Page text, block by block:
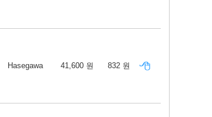
Hasegawa 41,600 원 832 원